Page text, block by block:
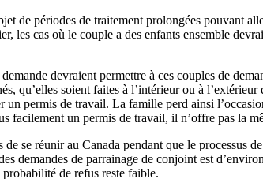
de périodes de traitement prolongées pouvant
les cas où le couple a des enfants ensemble
devraient permettre à ces couples de
qu’elles soient faites à l’intérieur ou à
permis de travail. La famille perd ainsi
facilement un permis de travail, il n’offre pas la
se réunir au Canada pendant que le processus
demandes de parrainage de conjoint est
de refus reste faible.